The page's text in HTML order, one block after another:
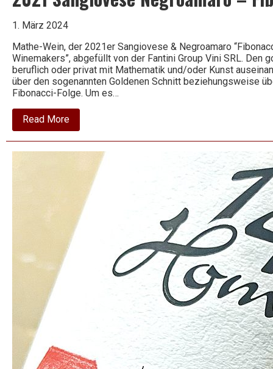
1. März 2024
Mathe-Wein, der 2021er Sangiovese & Negroamaro
Winemakers”, abgefüllt von der Fantini Group Vini SRL. Den
beruflich oder privat mit Mathematik und/oder Kunst
über den sogenannten Goldenen Schnitt beziehungsweise
Fibonacci-Folge. Um es…
Read Moreabout
2021
Sangiovese
Fibonacci
Fantini
Group